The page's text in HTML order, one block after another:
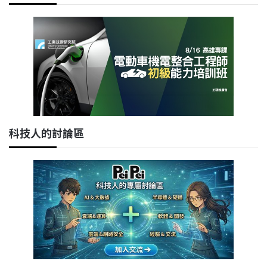
科技人的討論區